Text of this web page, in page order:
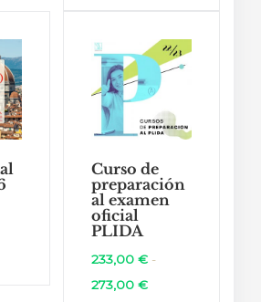
desde
47,00 €
hasta
67,00 €
Curso de
preparación
al examen
oficial
PLIDA
233,00€ -
273,00€Rango